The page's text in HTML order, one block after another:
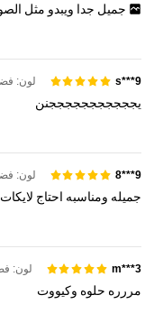
جميل جدا ويبدو مثل
s***9
يجججججججججججنن
9***8
جميله ومناسبه احتاج
m***3
مررره حلوه وكيووت